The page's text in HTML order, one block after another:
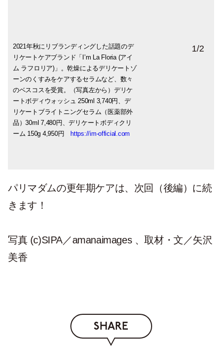
2021年秋にリブランディングした話題のデ
リケートケアブランド「I’m La Floria (アイ
ム ラフロリア)」。乾燥によるデリケートゾ
ーンのくすみをケアするセラムなど、数々
のベスコスを受賞。（写真左から）デリケ
ートボディウォッシュ 250ml 3,740円、デ
リケートブライトニングセラム（医薬部外
品）30ml 7,480円、デリケートボディクリ
ーム 150g 4,950円
https://im-official.com
フェムテックブランド「The LADY.」か
ら、希少なベルサイユ宮殿のオーガニック
ローズを用いたデリケートゾーンケア2品が
リニューアル。（写真左から）発酵ローズ
エッセンスがうるおいを与えるミスト状の
セラム。The LADY.デリケートローズプラ
センタセラム30g 4,380円、かゆみやにおい
のもとをやさしく洗い流す弱酸性の美容液
ソープ。The LADY.デリケートローズプラ
1/2
パリマダムの更年期ケアは、次回（後編）に続
きます！
写真 (c)SIPA／amanaimages 、取材・文／矢沢
美香
SHARE